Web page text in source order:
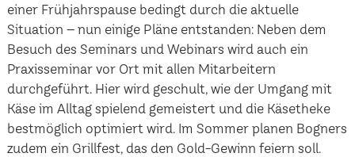
einer Frühjahrspause bedingt durch die aktuelle
Situation – nun einige Pläne entstanden: Neben dem
Besuch des Seminars und Webinars wird auch ein
Praxisseminar vor Ort mit allen Mitarbeitern
durchgeführt. Hier wird geschult, wie der Umgang mit
Käse im Alltag spielend gemeistert und die Käsetheke
bestmöglich optimiert wird. Im Sommer planen Bogners
zudem ein Grillfest, das den Gold-Gewinn feiern soll.